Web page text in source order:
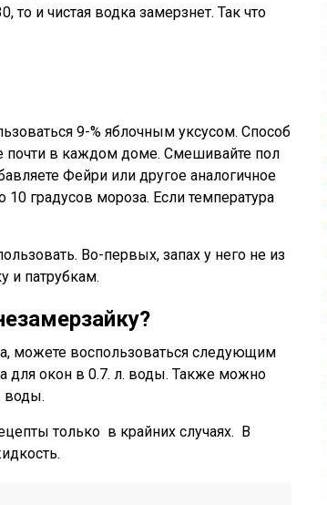
то и чистая водка замерзнет. Так что
9-% яблочным уксусом. Способ
почти в каждом доме. Смешивайте пол
Фейри или другое аналогичное
градусов мороза. Если температура
Во-первых, запах у него не из
и патрубкам.
можете воспользоваться следующим
для окон в 0.7. л. воды. Также можно
воды.
только в крайних случаях. В